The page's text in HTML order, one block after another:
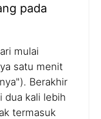
pada
mulai
satu menit
Berakhir
dua kali lebih
termasuk